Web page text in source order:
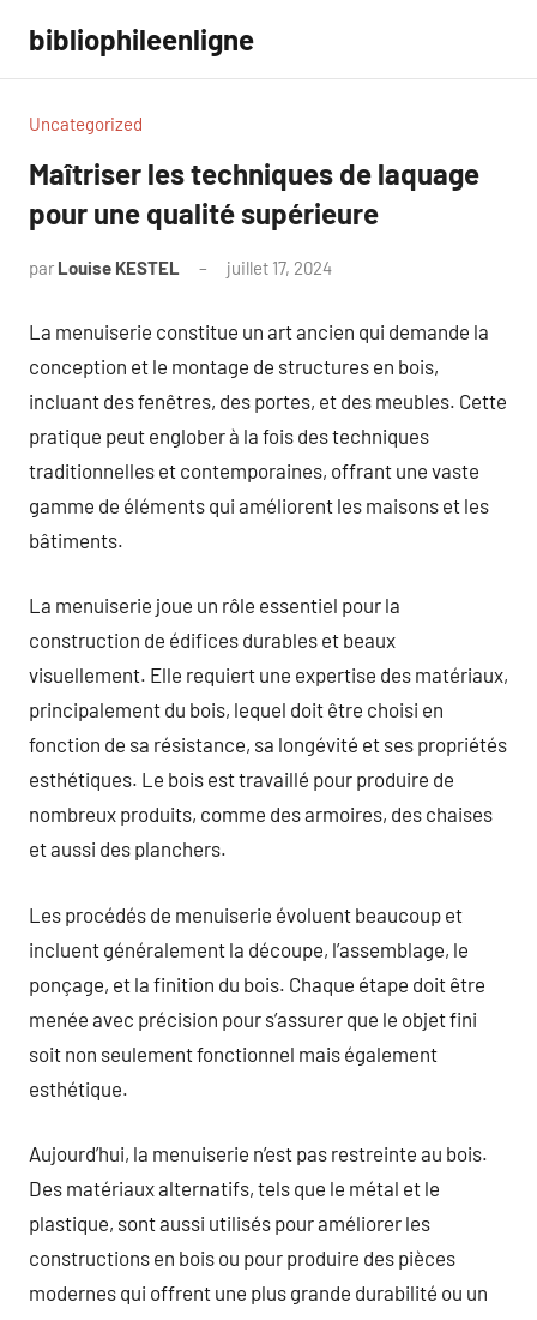
contenu
bibliophileenligne
Uncategorized
Maîtriser les techniques de laquage
pour une qualité supérieure
par Louise KESTEL juillet 17, 2024
La menuiserie constitue un art ancien qui demande la
conception et le montage de structures en bois,
incluant des fenêtres, des portes, et des meubles. Cette
pratique peut englober à la fois des techniques
traditionnelles et contemporaines, offrant une vaste
gamme de éléments qui améliorent les maisons et les
bâtiments.
La menuiserie joue un rôle essentiel pour la
construction de édifices durables et beaux
visuellement. Elle requiert une expertise des matériaux,
principalement du bois, lequel doit être choisi en
fonction de sa résistance, sa longévité et ses propriétés
esthétiques. Le bois est travaillé pour produire de
nombreux produits, comme des armoires, des chaises
et aussi des planchers.
Les procédés de menuiserie évoluent beaucoup et
incluent généralement la découpe, l’assemblage, le
ponçage, et la finition du bois. Chaque étape doit être
menée avec précision pour s’assurer que le objet fini
soit non seulement fonctionnel mais également
esthétique.
Aujourd’hui, la menuiserie n’est pas restreinte au bois.
Des matériaux alternatifs, tels que le métal et le
plastique, sont aussi utilisés pour améliorer les
constructions en bois ou pour produire des pièces
modernes qui offrent une plus grande durabilité ou un